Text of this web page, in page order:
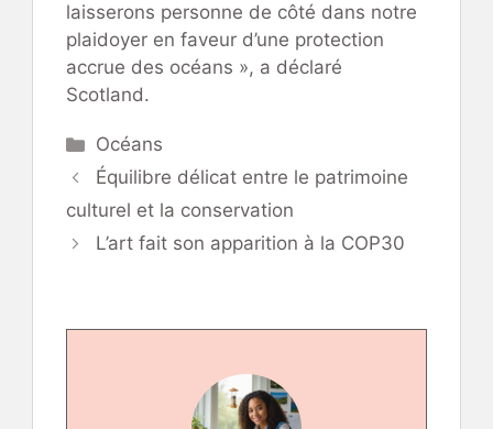
laisserons personne de côté dans notre
plaidoyer en faveur d’une protection
accrue des océans », a déclaré
Scotland.
Catégories
Océans
Équilibre délicat entre le patrimoine
culturel et la conservation
L’art fait son apparition à la COP30